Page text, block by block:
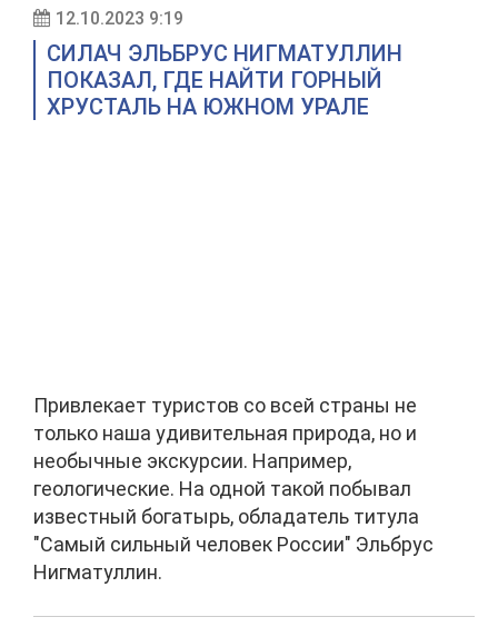
12.10.2023 9:19
СИЛАЧ ЭЛЬБРУС НИГМАТУЛЛИН
ПОКАЗАЛ, ГДЕ НАЙТИ ГОРНЫЙ
ХРУСТАЛЬ НА ЮЖНОМ УРАЛЕ
Привлекает туристов со всей страны не
только наша удивительная природа, но и
необычные экскурсии. Например,
геологические. На одной такой побывал
известный богатырь, обладатель титула
"Самый сильный человек России" Эльбрус
Нигматуллин.